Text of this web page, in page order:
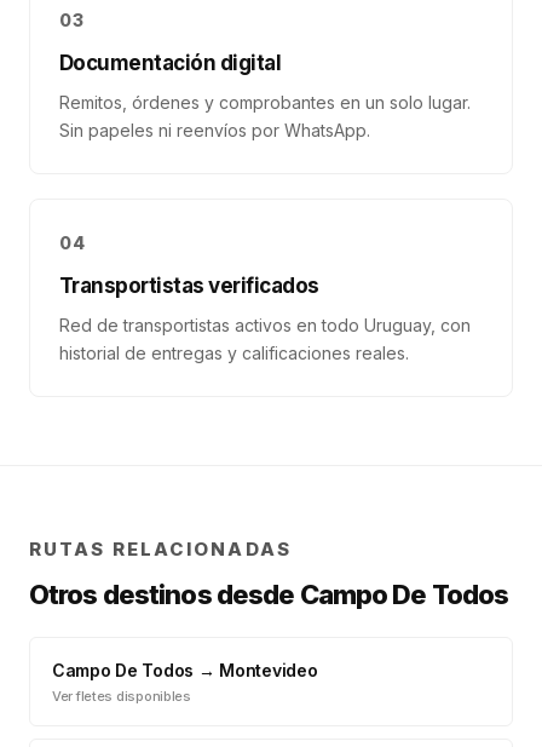
03
Documentación digital
Remitos, órdenes y comprobantes en un solo lugar.
Sin papeles ni reenvíos por WhatsApp.
04
Transportistas verificados
Red de transportistas activos en todo Uruguay, con
historial de entregas y calificaciones reales.
RUTAS RELACIONADAS
Otros destinos desde Campo De Todos
Campo De Todos → Montevideo
Ver fletes disponibles